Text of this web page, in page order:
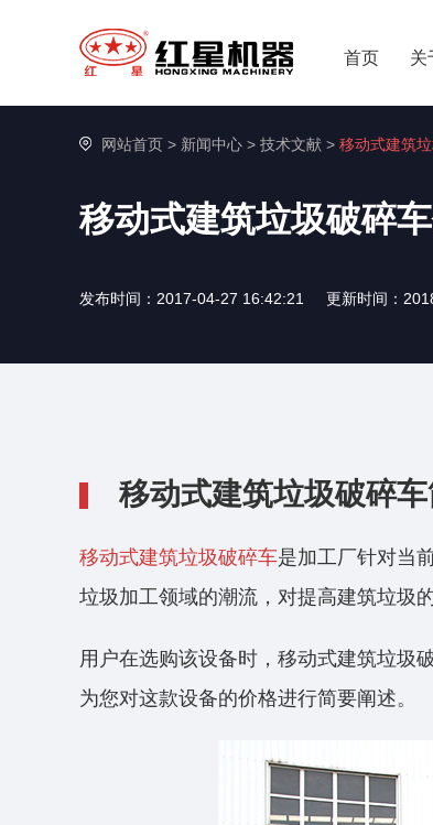
首页 关
网站首页 > 新闻中心 > 技术文献 > 移动式建筑
移动式建筑垃圾破碎
发布时间：2017-04-27 16:42:21 更新时间：
移动式建筑垃圾破碎
移动式建筑垃圾破碎车是加工厂针对当
垃圾加工领域的潮流，对提高建筑垃圾
用户在选购该设备时，移动式建筑垃圾
为您对这款设备的价格进行简要阐述。